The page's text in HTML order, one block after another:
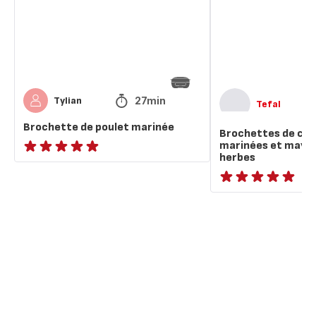
Tylian 27min
Brochette de poulet marinée
ratings.NaN
Tefal
Brochettes de
marinées et
herbes
ratings.NaN